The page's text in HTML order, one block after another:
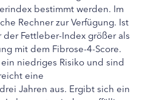
bestimmt werden. Im
Rechner zur Verfügung. Ist
Fettleber-Index größer als
mit dem Fibrose-4-Score.
niedriges Risiko und sind
eine
Jahren aus. Ergibt sich ein